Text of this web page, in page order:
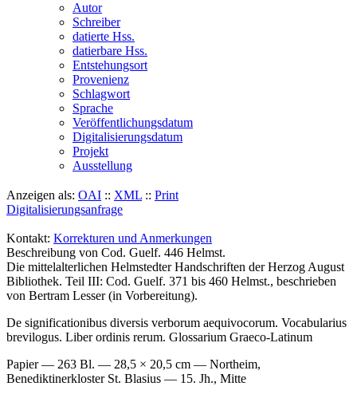
Autor
Schreiber
datierte Hss.
datierbare Hss.
Entstehungsort
Provenienz
Schlagwort
Sprache
Veröffentlichungsdatum
Digitalisierungsdatum
Projekt
Ausstellung
Anzeigen als: OAI :: XML :: Print
Digitalisierungsanfrage
Kontakt: Korrekturen und Anmerkungen
Beschreibung von Cod. Guelf. 446 Helmst.
Die mittelalterlichen Helmstedter Handschriften der Herzog August
Bibliothek. Teil III: Cod. Guelf. 371 bis 460 Helmst., beschrieben
von Bertram Lesser (in Vorbereitung).
De significationibus diversis verborum aequivocorum. Vocabularius
brevilogus. Liber ordinis rerum. Glossarium Graeco-Latinum
Papier — 263 Bl. — 28,5 × 20,5 cm — Northeim,
Benediktinerkloster St. Blasius — 15. Jh., Mitte